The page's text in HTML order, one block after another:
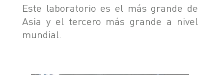
Este laboratorio es el más grande de
Asia y el tercero más grande a nivel
mundial.